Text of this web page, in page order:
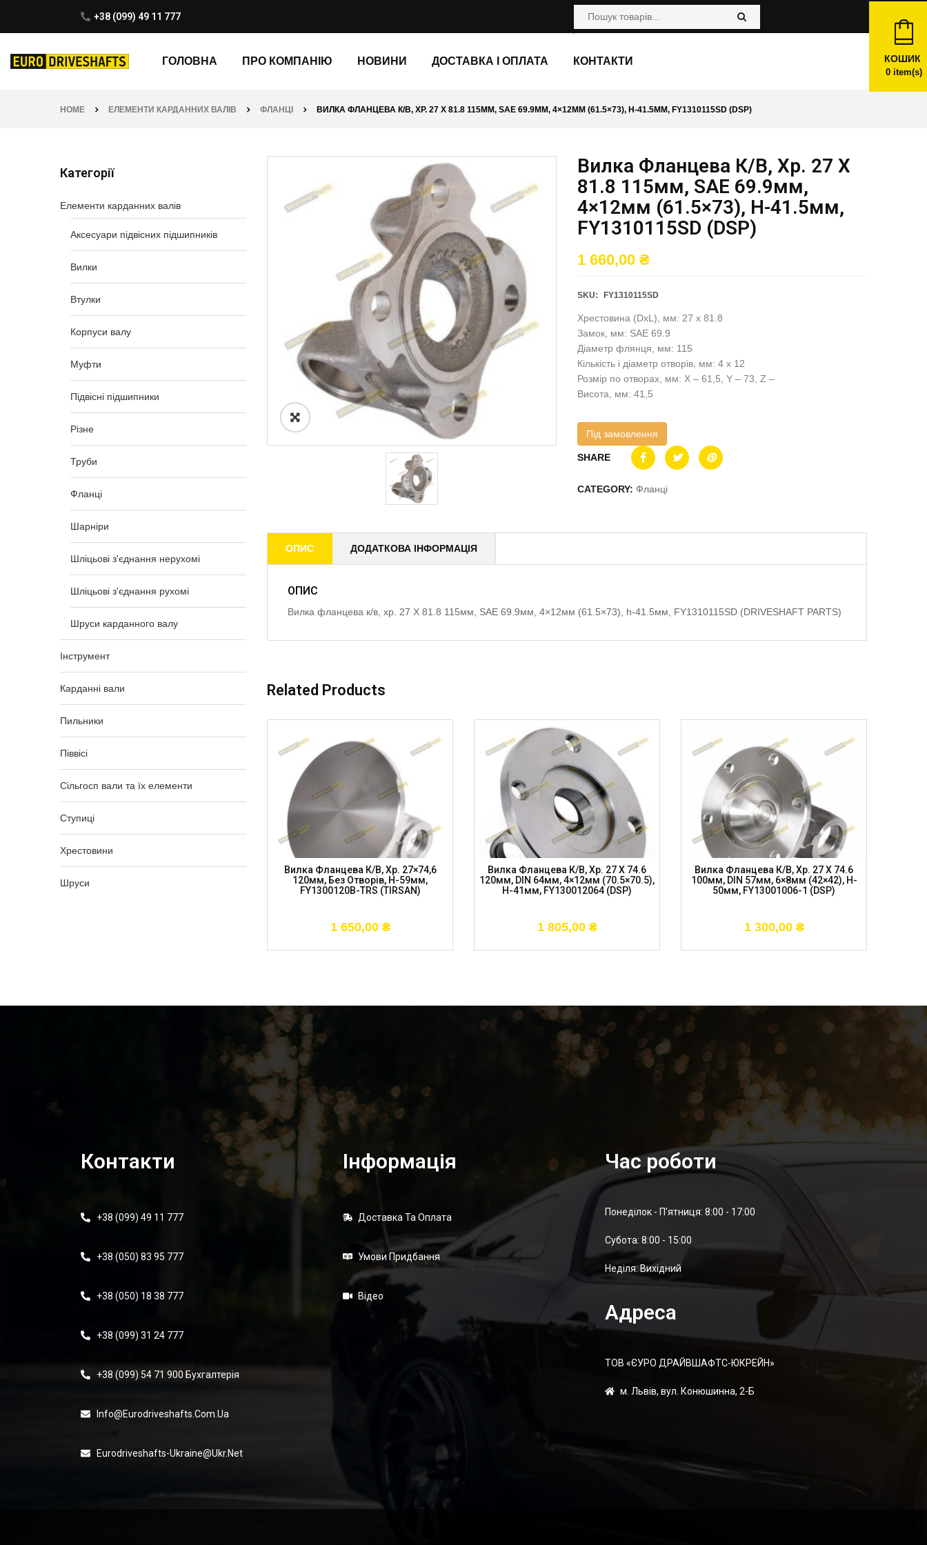
+38 (099) 49 11 777
ГОЛОВНА ПРО КОМПАНІЮ НОВИНИ ДОСТАВКА І ОПЛАТА КОНТАКТИ КОШИК
0item(s)
HOME ЕЛЕМЕНТИ КАРДАННИХ ВАЛІВ ФЛАНЦІ ВИЛКА ФЛАНЦЕВА К/В, ХР. 27 X 81.8 115ММ, SAE 69.9ММ, 4×12ММ (61.5×73), H-41.5ММ, FY1310115SD (DSP)
Категорії
Елементи карданних валів
Аксесуари підвісних підшипників
Вилки
Втулки
Корпуси валу
Муфти
Підвісні підшипники
Різне
Труби
Фланці
Шарніри
Шліцьові з'єднання нерухомі
Шліцьові з'єднання рухомі
Шруси карданного валу
Інструмент
Карданні вали
Пильники
Піввісі
Сільгосп вали та їх елементи
Ступиці
Хрестовини
Шруси
Вилка Фланцева К/в, Хр. 27 X
81.8 115мм, SAE 69.9мм,
4×12мм (61.5×73), H-41.5мм,
FY1310115SD (DSP)
1 660,00 ₴
SKU: FY1310115SD
Хрестовина (DxL), мм: 27 x 81.8
Замок, мм: SAE 69.9
Діаметр флянця, мм: 115
Кількість і діаметр отворів, мм: 4 x 12
Розмір по отворах, мм: X – 61,5, Y – 73, Z –
Висота, мм: 41,5
Під замовлення
SHARE
CATEGORY: Фланці
ОПИС ДОДАТКОВА ІНФОРМАЦІЯ
ОПИС
Вилка фланцева к/в, хр. 27 X 81.8 115мм, SAE 69.9мм, 4×12мм (61.5×73), h-41.5мм, FY1310115SD (DRIVESHAFT PARTS)
Related Products
Вилка Фланцева К/в, Хр. 27 X 74.6
100мм, SAE 45мм, H-47мм, SUBARU
Вилка Фланцева К/в, Хр. 27×74,6
120мм, Без Отворів, H-59мм,
FY1300120B-TRS (TIRSAN)
1 650,00 ₴
Вилка Фланцева К/в, Хр. 27 X 74.6
120мм, DIN 64мм, 4×12мм (70.5×70.5),
H-41мм, FY130012064 (DSP)
1 805,00 ₴
Вилка Фланцева К/в, Хр. 27 X 74.6
100мм, DIN 57мм, 6×8мм (42×42), H-
50мм, FY13001006-1 (DSP)
1 300,00 ₴
Контакти
+38 (099) 49 11 777
+38 (050) 83 95 777
+38 (050) 18 38 777
+38 (099) 31 24 777
+38 (099) 54 71 900 Бухгалтерія
Info@eurodriveshafts.com.ua
Eurodriveshafts-Ukraine@ukr.net
Інформація
Доставка Та Оплата
Умови Придбання
Відео
Час роботи
Понеділок - П'ятниця: 8:00 - 17:00
Суботa: 8:00 - 15:00
Неділя: Вихідний
Адреса
ТОВ «ЄУРО ДРАЙВШАФТC-ЮКРЕЙН»
м. Львів, вул. Конюшинна, 2-Б